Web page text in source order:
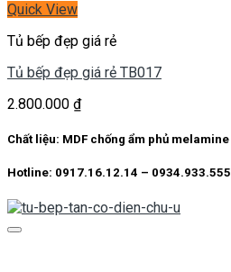
Quick View
Tủ bếp đẹp giá rẻ
Tủ bếp đẹp giá rẻ TB017
2.800.000 ₫
Chất liệu: MDF chống ẩm phủ melamine
Hotline: 0917.16.12.14 – 0934.933.555